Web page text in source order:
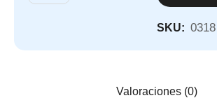
SKU: 0318
Valoraciones (0)